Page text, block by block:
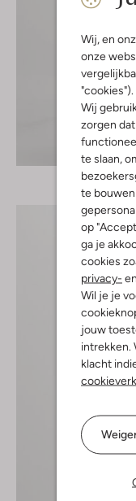
Wij, en
onze
"cookies").
Wij
zorgen
te slaan,
te
op
ga je
cookies
privacy- en
Wil je je
jouw
intrekken.
klacht
Ontdek de